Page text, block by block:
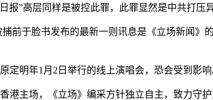
”高层同样是被控此罪，此罪显然是中共打压
于脸书发布的最新一则讯息是《立场新闻》
定明年1月2日举行的线上演唱会，恐会受到影响
港主场，《立场》编采方针独立自主，致力守护